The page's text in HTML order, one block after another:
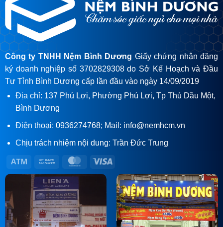
Công ty TNHH Nệm Bình Dương Giấy chứng nhận đăng
ký doanh nghiệp số 3702829308 do Sở Kế Hoạch và Đầu
Tư Tỉnh Bình Dương cấp lần đầu vào ngày 14/09/2019
Địa chỉ: 137 Phú Lợi, Phường Phú Lợi, Tp Thủ Dầu Một,
Bình Dương
Điện thoại: 0936274768; Mail: info@nemhcm.vn
Chịu trách nhiệm nội dung: Trần Đức Trung
Atm
Bank
MasterCard